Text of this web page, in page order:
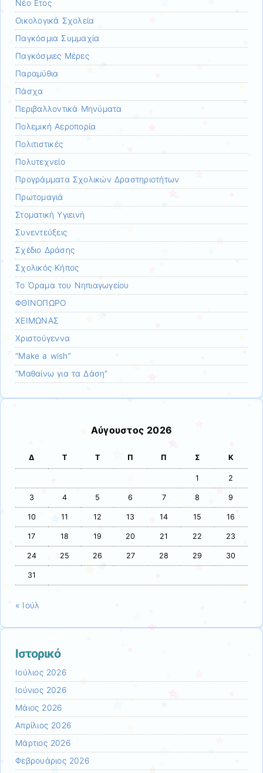
Νέο Ετος
Οικολογικά Σχολεία
Παγκόσμια Συμμαχία
Παγκόσμιες Μέρες
Παραμύθια
Πάσχα
Περιβαλλοντικά Μηνύματα
Πολεμική Αεροπορία
Πολιτιστικές
Πολυτεχνείο
Προγράμματα Σχολικών Δραστηριοτήτων
Πρωτομαγιά
Στοματική Υγιεινή
Συνεντεύξεις
Σχέδιο Δράσης
Σχολικός Κήπος
Το Όραμα του Νηπιαγωγείου
ΦΘΙΝΟΠΩΡΟ
ΧΕΙΜΩΝΑΣ
Χριστούγεννα
“Make a wish”
“Μαθαίνω για τα Δάση”
Αύγουστος 2026
Δ Τ Τ Π Π Σ Κ
1 2
3 4 5 6 7 8 9
10 11 12 13 14 15 16
17 18 19 20 21 22 23
24 25 26 27 28 29 30
31
« Ιούλ
Ιστορικό
Ιούλιος 2026
Ιούνιος 2026
Μάιος 2026
Απρίλιος 2026
Μάρτιος 2026
Φεβρουάριος 2026